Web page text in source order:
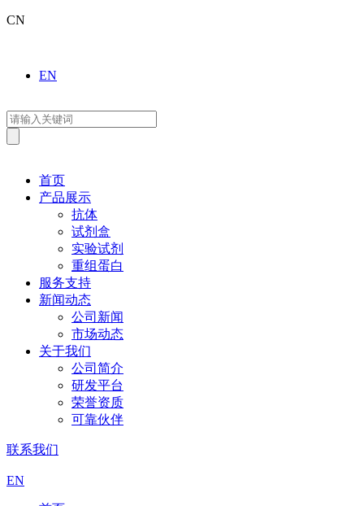
CN
EN
首页
产品展示
抗体
试剂盒
实验试剂
重组蛋白
服务支持
新闻动态
公司新闻
市场动态
关于我们
公司简介
研发平台
荣誉资质
可靠伙伴
联系我们
EN